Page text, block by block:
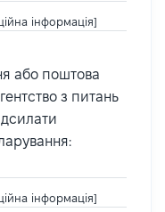
інформація]
або поштова
з питань
інформація]